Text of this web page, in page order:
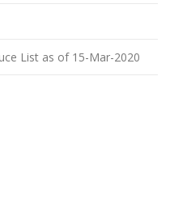
List as of 15-Mar-2020